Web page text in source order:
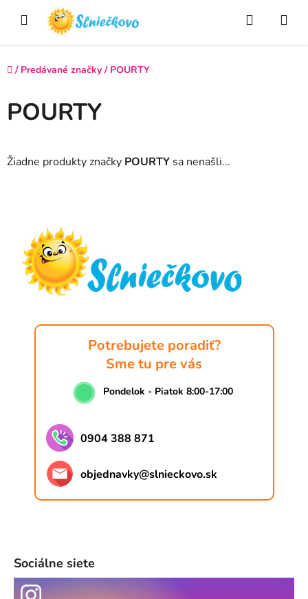
Hľadať
Domov
/ Predávané značky / POURTY
POURTY
Žiadne produkty značky POURTY sa nenašli...
Potrebujete poradiť?
Sme tu pre vás
Pondelok - Piatok 8:00-17:00
0904 388 871
objednavky@slnieckovo.sk
Sociálne siete